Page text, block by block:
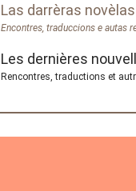
Las darrèras
Encontres, traduccions e autas
Les dernières
Rencontres, traductions et